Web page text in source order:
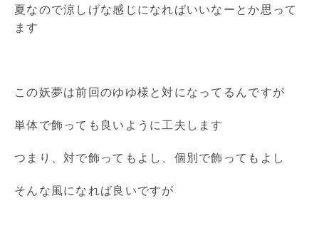
夏なので涼しげな感じになればいいなーとか思って
ます
この妖夢は前回のゆゆ様と対になってるんですが
単体で飾っても良いように工夫します
つまり、対で飾ってもよし、個別で飾ってもよし
そんな風になれば良いですが